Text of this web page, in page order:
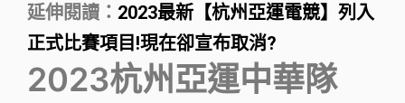
延伸閱讀： 2023最新【杭州亞運電競】列入
正式比賽項目!現在卻宣布取消?
2023杭州亞運中華隊